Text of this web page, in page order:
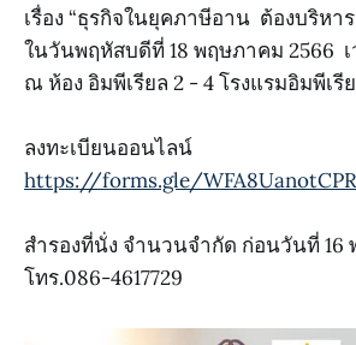
เรื่อง “ธุรกิจในยุคภาษีอาน ต้องบริหา
ในวันพฤหัสบดีที่ 18 พฤษภาคม 2566 เ
ณ ห้อง อิมพีเรียล 2 - 4 โรงแรมอิมพีเรี
ลงทะเบียนออนไลน์
https://forms.gle/
สำรองที่นั่ง จำนวนจำกัด ก่อนวันที่ 16
โทร.086-4617729